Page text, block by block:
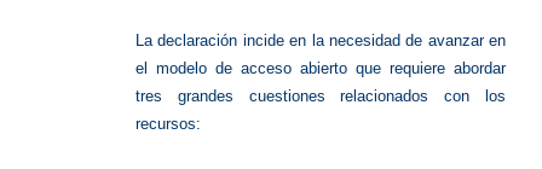
La declaración incide en la necesidad de avanzar en
el modelo de acceso abierto que requiere abordar
tres grandes cuestiones relacionados con los
recursos: